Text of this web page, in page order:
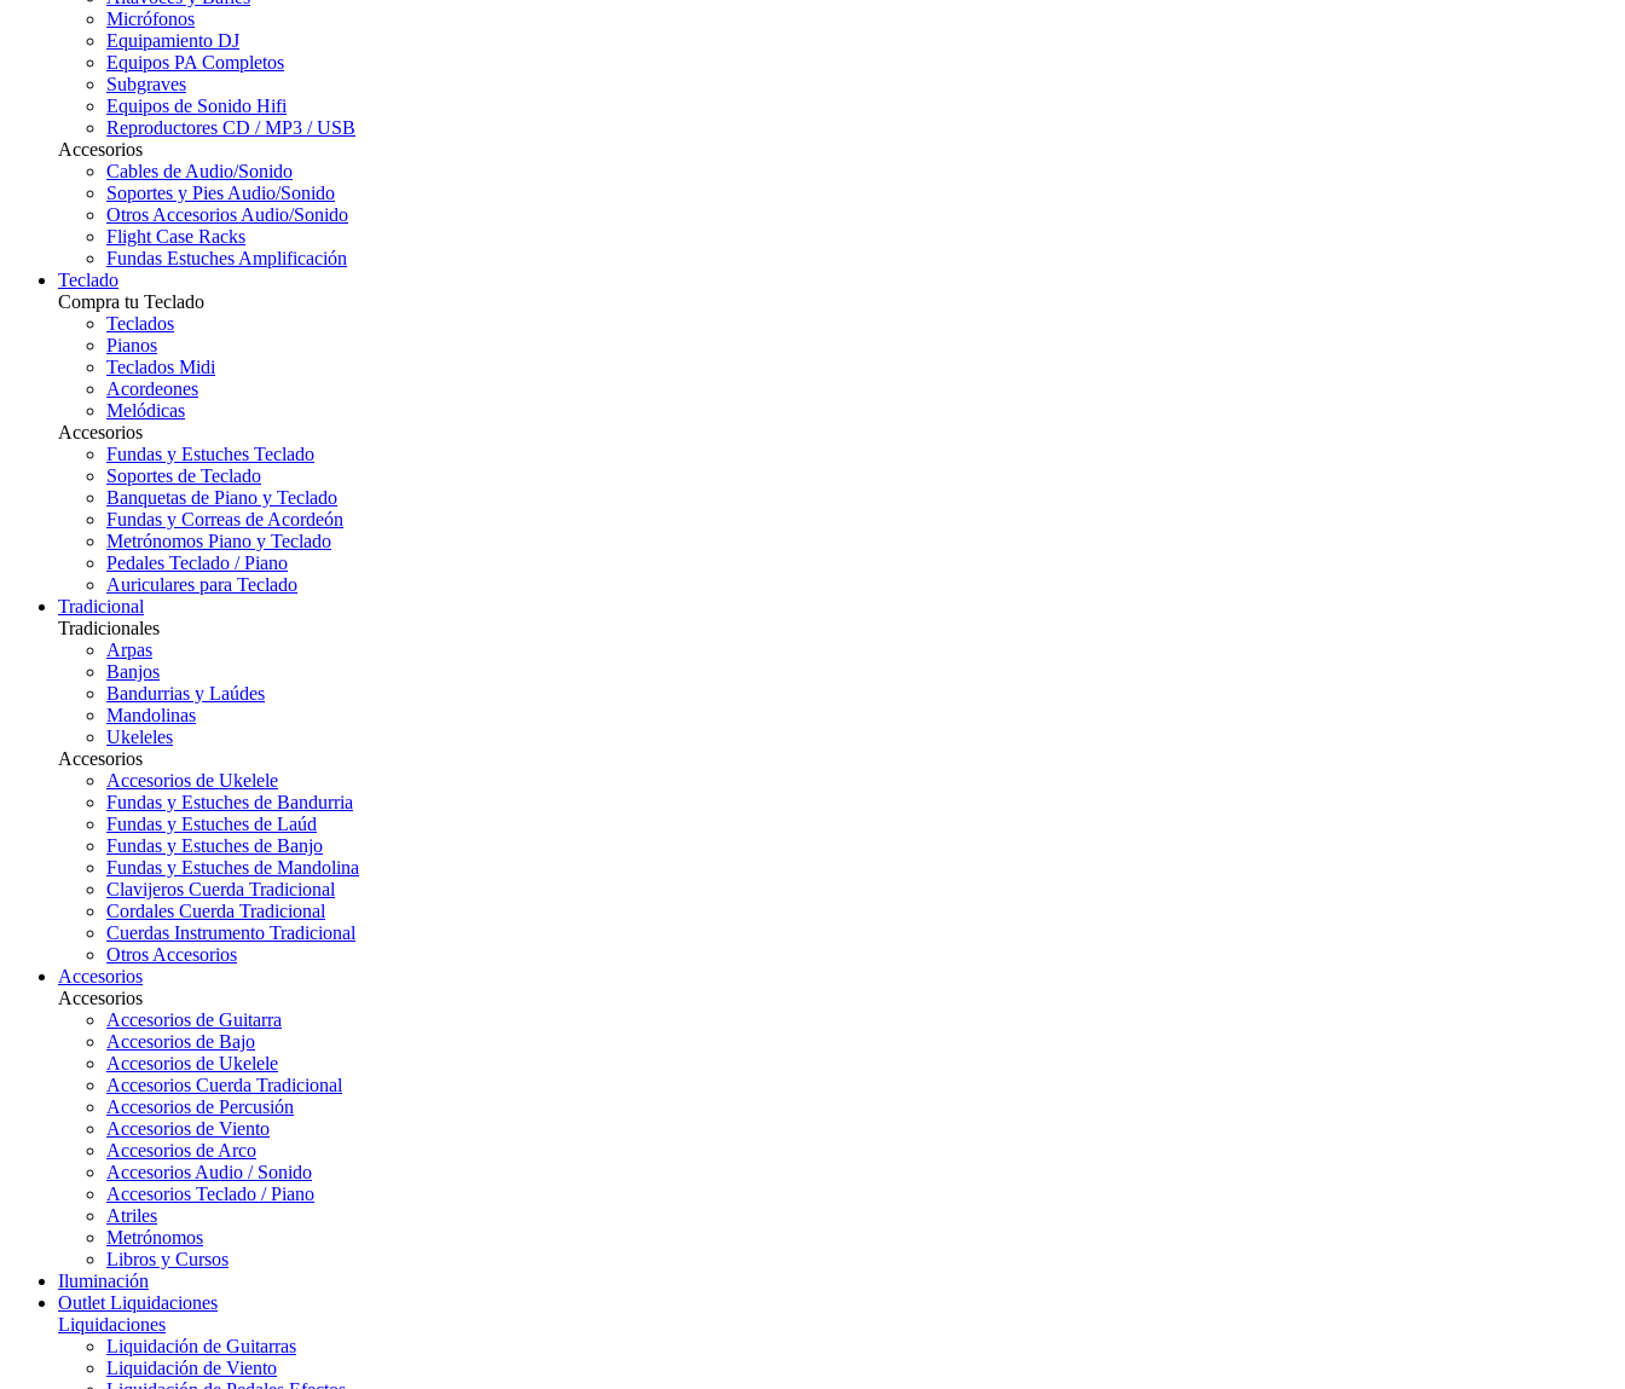
Micrófonos
Equipamiento DJ
Equipos PA Completos
Subgraves
Equipos de Sonido Hifi
Reproductores CD / MP3 / USB
Accesorios
Cables de Audio/Sonido
Soportes y Pies Audio/Sonido
Otros Accesorios Audio/Sonido
Flight Case Racks
Fundas Estuches Amplificación
Teclado
Compra tu Teclado
Teclados
Pianos
Teclados Midi
Acordeones
Melódicas
Accesorios
Fundas y Estuches Teclado
Soportes de Teclado
Banquetas de Piano y Teclado
Fundas y Correas de Acordeón
Metrónomos Piano y Teclado
Pedales Teclado / Piano
Auriculares para Teclado
Tradicional
Tradicionales
Arpas
Banjos
Bandurrias y Laúdes
Mandolinas
Ukeleles
Accesorios
Accesorios de Ukelele
Fundas y Estuches de Bandurria
Fundas y Estuches de Laúd
Fundas y Estuches de Banjo
Fundas y Estuches de Mandolina
Clavijeros Cuerda Tradicional
Cordales Cuerda Tradicional
Cuerdas Instrumento Tradicional
Otros Accesorios
Accesorios
Accesorios
Accesorios de Guitarra
Accesorios de Bajo
Accesorios de Ukelele
Accesorios Cuerda Tradicional
Accesorios de Percusión
Accesorios de Viento
Accesorios de Arco
Accesorios Audio / Sonido
Accesorios Teclado / Piano
Atriles
Metrónomos
Libros y Cursos
Iluminación
Outlet Liquidaciones
Liquidaciones
Liquidación de Guitarras
Liquidación de Viento